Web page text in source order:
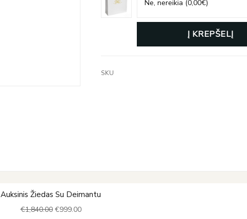
Į KREPŠELĮ
SKU
Auksinis Žiedas Su Deimantu
€1,840.00
price
was:
€999.00
price
is: